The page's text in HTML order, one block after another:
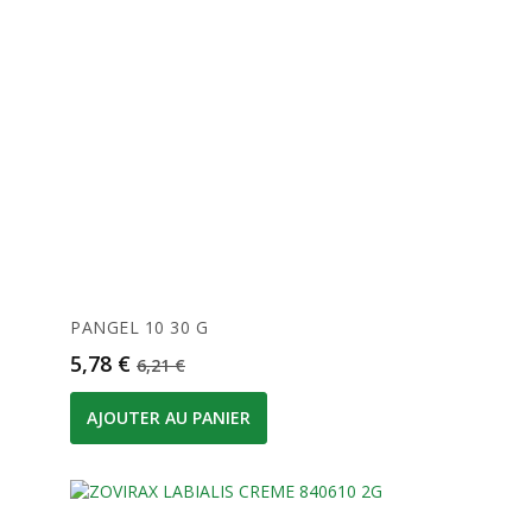
PANGEL 10 30 G
Prix
5,78 € Prix de base
6,21 €
AJOUTER AU PANIER